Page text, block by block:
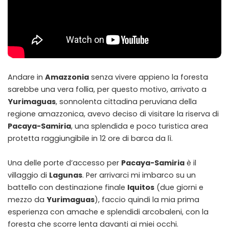
Andare in Amazzonia senza vivere appieno la foresta
sarebbe una vera follia, per questo motivo, arrivato a
Yurimaguas, sonnolenta cittadina peruviana della
regione amazzonica, avevo deciso di visitare la riserva di
Pacaya-Samiria, una splendida e poco turistica area
protetta raggiungibile in 12 ore di barca da lì.
Una delle porte d’accesso per Pacaya-Samiria è il
villaggio di Lagunas. Per arrivarci mi imbarco su un
battello con destinazione finale Iquitos (due giorni e
mezzo da Yurimaguas), faccio quindi la mia prima
esperienza con amache e splendidi arcobaleni, con la
foresta che scorre lenta davanti ai miei occhi.